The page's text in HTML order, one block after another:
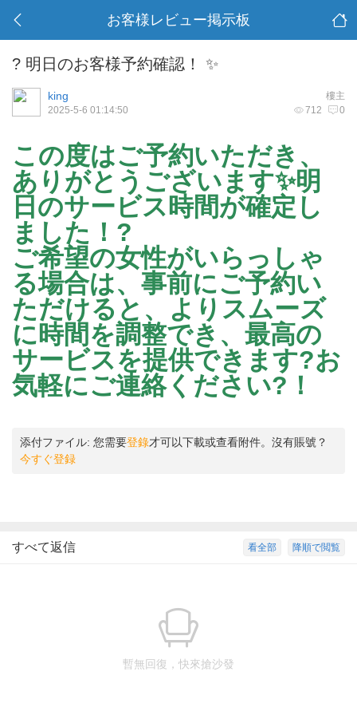
お客様レビュー掲示板
? 明日のお客様予約確認！ ✨
樓主
king
712 0
2025-5-6 01:14:50
この度はご予約いただき、
ありがとうございます✨明
日のサービス時間が確定し
ました！?
ご希望の女性がいらっしゃ
る場合は、事前にご予約い
ただけると、よりスムーズ
に時間を調整でき、最高の
サービスを提供できます?お
気軽にご連絡ください?！
添付ファイル: 您需要登錄才可以下載或查看附件。沒有賬號？
今すぐ登録
降順で閲覧
看全部
すべて返信
暫無回復，快來搶沙發